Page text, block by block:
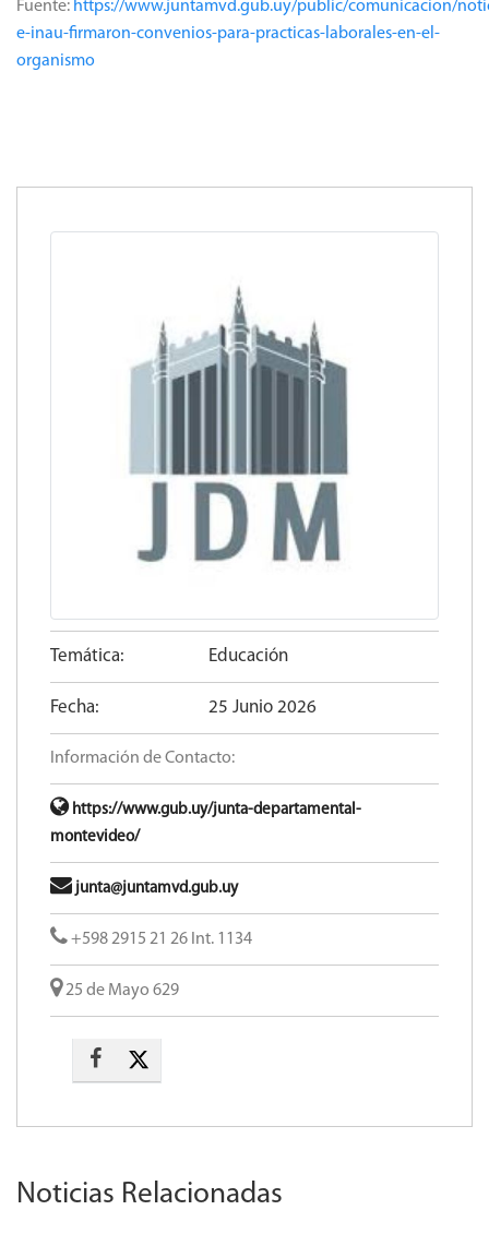
Fuente: https://www.juntamvd.gub.uy/public/comunicacion/
e-inau-firmaron-convenios-para-practicas-laborales-en-el-
organismo
Temática: Educación
Fecha: 25 Junio 2026
Información de Contacto:
https://www.gub.uy/junta-departamental-
montevideo/
junta@juntamvd.gub.uy
+598 2915 21 26 Int. 1134
25 de Mayo 629
Noticias Relacionadas